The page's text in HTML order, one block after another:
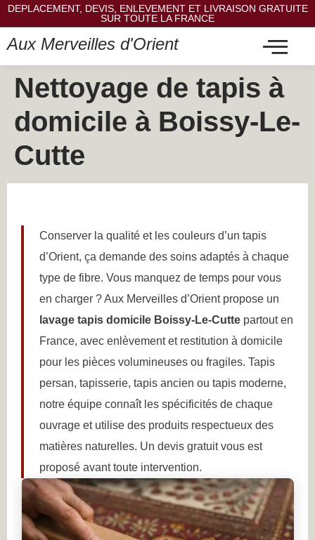
DEPLACEMENT, DEVIS, ENLEVEMENT ET LIVRAISON GRATUITE
SUR TOUTE LA FRANCE
Aux Merveilles d'Orient
Nettoyage de tapis à
domicile à Boissy-Le-
Cutte
Conserver la qualité et les couleurs d’un tapis
d’Orient, ça demande des soins adaptés à chaque
type de fibre. Vous manquez de temps pour vous
en charger ? Aux Merveilles d’Orient propose un
lavage tapis domicile Boissy-Le-Cutte partout en
France, avec enlèvement et restitution à domicile
pour les pièces volumineuses ou fragiles. Tapis
persan, tapisserie, tapis ancien ou tapis moderne,
notre équipe connaît les spécificités de chaque
ouvrage et utilise des produits respectueux des
matières naturelles. Un devis gratuit vous est
proposé avant toute intervention.